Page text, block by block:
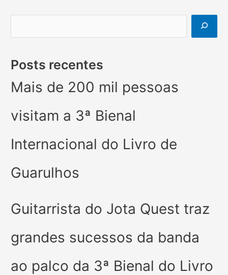
Posts recentes
Mais de 200 mil pessoas
visitam a 3ª Bienal
Internacional do Livro de
Guarulhos
Guitarrista do Jota Quest traz
grandes sucessos da banda
ao palco da 3ª Bienal do Livro